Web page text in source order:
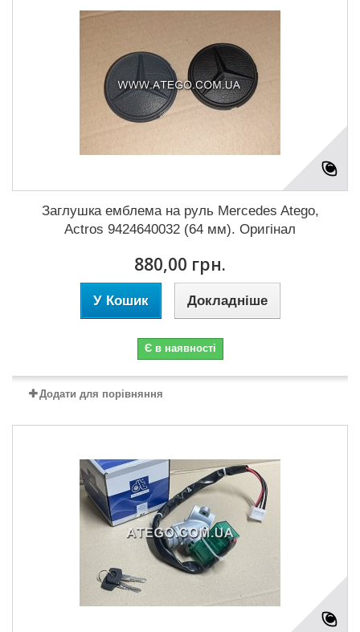
Заглушка емблема на руль Mercedes Atego,
Actros 9424640032 (64 мм). Оригінал
880,00 грн.
У Кошик Докладніше
Є в наявності
Додати для порівняння